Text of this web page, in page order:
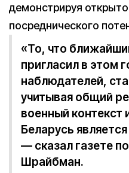
демонстрируя
посреднического
«То, что
пригласил в этом
наблюдателей,
учитывая общий
военный контекст
Беларусь
— сказал газете
Шрайбман.